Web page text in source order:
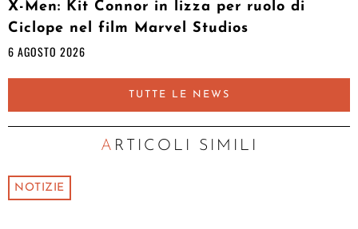
X-Men: Kit Connor in lizza per ruolo di
Ciclope nel film Marvel Studios
6 AGOSTO 2026
TUTTE LE NEWS
ARTICOLI SIMILI
NOTIZIE